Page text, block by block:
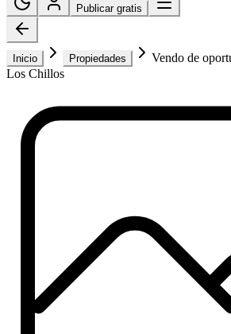
Publicar gratis
Inicio Propiedades
Vendo de
Los Chillos